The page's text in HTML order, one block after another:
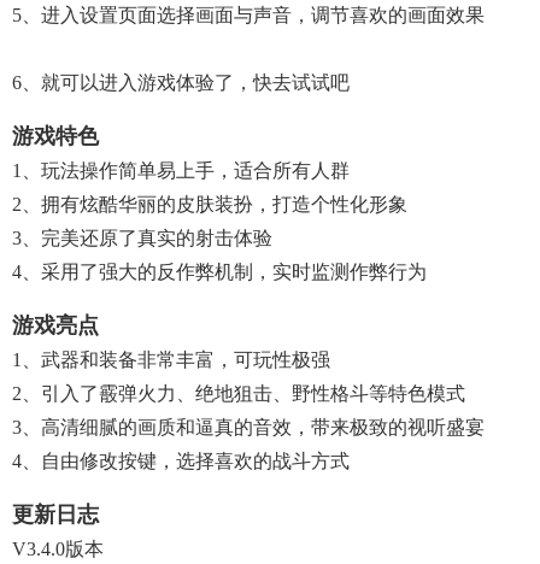
5、进入设置页面选择画面与声音，调节喜欢的画面效果
6、就可以进入游戏体验了，快去试试吧
游戏特色
1、玩法操作简单易上手，适合所有人群
2、拥有炫酷华丽的皮肤装扮，打造个性化形象
3、完美还原了真实的射击体验
4、采用了强大的反作弊机制，实时监测作弊行为
游戏亮点
1、武器和装备非常丰富，可玩性极强
2、引入了霰弹火力、绝地狙击、野性格斗等特色模式
3、高清细腻的画质和逼真的音效，带来极致的视听盛宴
4、自由修改按键，选择喜欢的战斗方式
更新日志
V3.4.0版本